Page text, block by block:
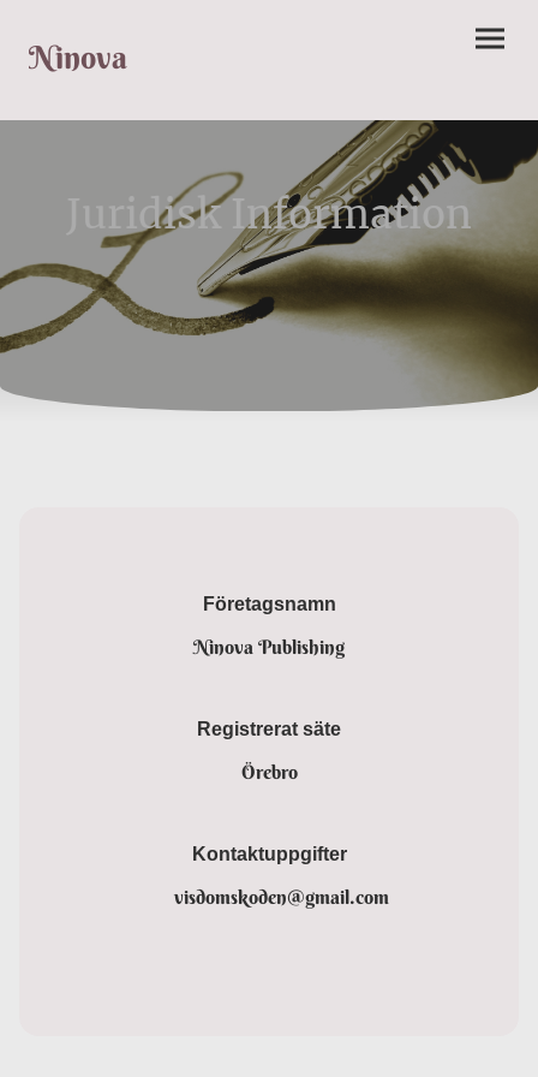
Ninova
Juridisk Information
Företagsnamn
Ninova Publishing
Registrerat säte
Örebro
Kontaktuppgifter
visdomskoden@gmail.com